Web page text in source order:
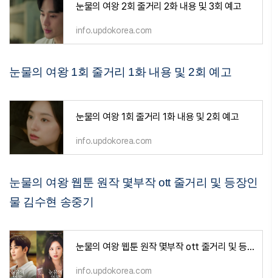
눈물의 여왕 2회 줄거리 2화 내용 및 3회 예고
info.updokorea.com
눈물의 여왕 1회 줄거리 1화 내용 및 2회 예고
눈물의 여왕 1회 줄거리 1화 내용 및 2회 예고
info.updokorea.com
눈물의 여왕 웹툰 원작 몇부작 ott 줄거리 및 등장인
물 김수현 송중기
눈물의 여왕 웹툰 원작 몇부작 ott 줄거리 및 등장인물 김수현 송중기
info.updokorea.com